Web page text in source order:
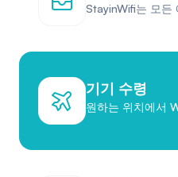
StayinWifi는 모든
기기 수령
원하는 위치에서